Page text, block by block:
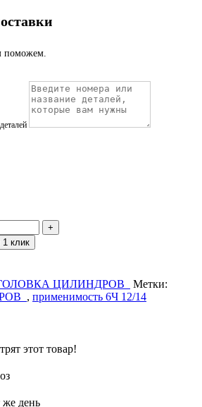
поможем.
1 клик
ЦИЛИНДРОВ
Метки:
, применимость 6Ч 12/14
этот товар!
же день